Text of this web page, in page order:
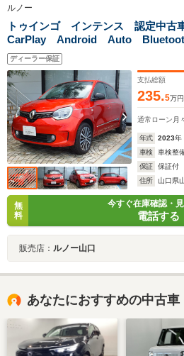
ルノー
トゥインゴ インテンス 認定中
CarPlay Android Auto
LINKオーディオ クルーズコントロ
ー ETC ドラレコ2カメラ
ディーラー保証
支払総額
235.5万円
通常ローン 月
年式 2023年
車検
車検整
保証
保証付
住所
山口県
無
料
今すぐ在庫確認・
電話する
販売店： ルノー山口
あなたにおすすめの中古車